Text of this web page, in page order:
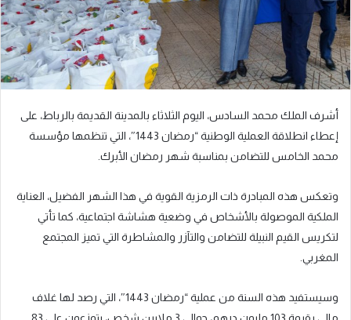
أشرف الملك محمد السادس، اليوم الثلاثاء بالمدينة القديمة بالرباط، على
إعطاء انطلاقة العملية الوطنية “رمضان 1443″، التي تنظمها مؤسسة
محمد الخامس للتضامن بمناسبة شهر رمضان الأبرك.
وتعكس هذه المبادرة ذات الرمزية القوية في هذا الشهر الفضيل، العناية
الملكية الموصولة بالأشخاص في وضعية هشاشة اجتماعية، كما تأتي
لتكريس القيم النبيلة للتضامن والتآزر والمشاطرة التي تميز المجتمع
المغربي.
وسيستفيد هذه السنة من عملية “رمضان 1443″، التي رصد لها غلاف